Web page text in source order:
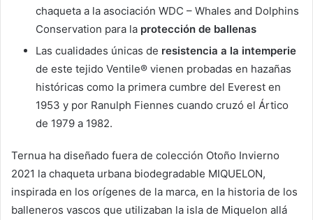
chaqueta a la asociación WDC – Whales and Dolphins
Conservation para la protección de ballenas
Las cualidades únicas de resistencia a la intemperie
de este tejido Ventile® vienen probadas en hazañas
históricas como la primera cumbre del Everest en
1953 y por Ranulph Fiennes cuando cruzó el Ártico
de 1979 a 1982.
Ternua ha diseñado fuera de colección Otoño Invierno
2021 la chaqueta urbana biodegradable MIQUELON,
inspirada en los orígenes de la marca, en la historia de los
balleneros vascos que utilizaban la isla de Miquelon allá